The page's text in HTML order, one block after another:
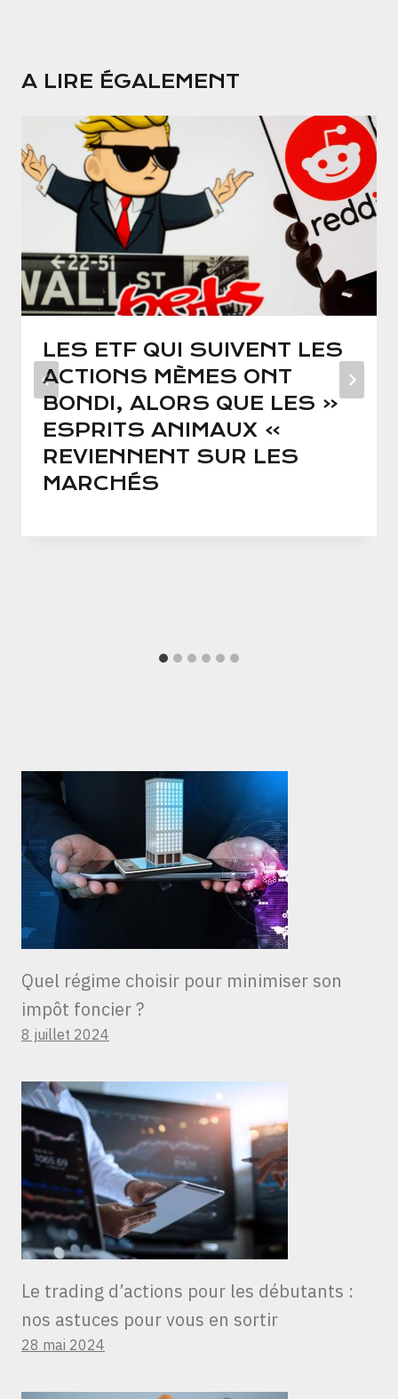
A LIRE ÉGALEMENT
LES ETF QUI SUIVENT LES
ACTIONS MÈMES ONT
BONDI, ALORS QUE LES «
ESPRITS ANIMAUX »
REVIENNENT SUR LES
MARCHÉS
Quel régime choisir pour minimiser son
impôt foncier ?
8 juillet 2024
Le trading d’actions pour les débutants :
nos astuces pour vous en sortir
28 mai 2024